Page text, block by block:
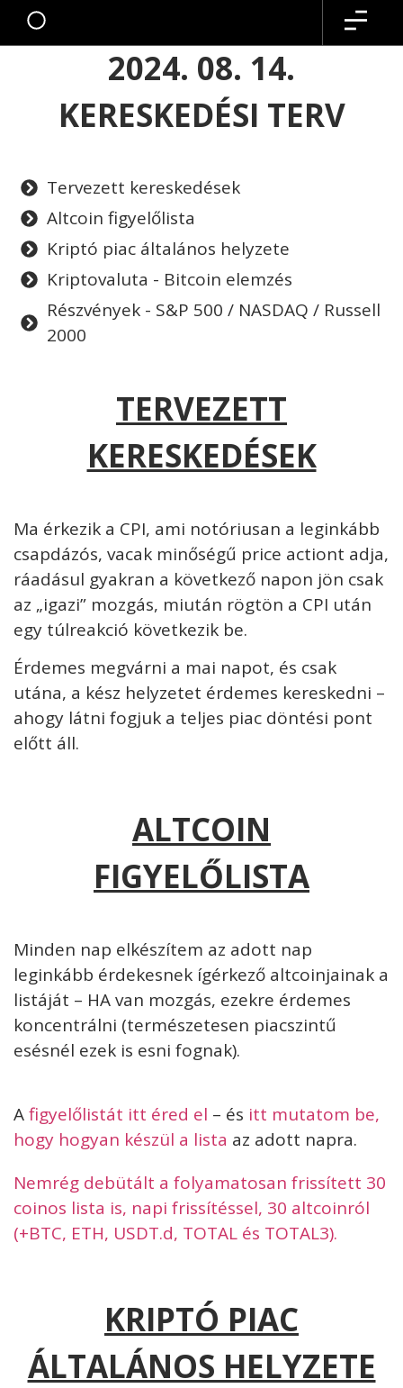
2024. 08. 14.
KERESKEDÉSI TERV
Tervezett kereskedések
Altcoin figyelőlista
Kriptó piac általános helyzete
Kriptovaluta - Bitcoin elemzés
Részvények - S&P 500 / NASDAQ / Russell
2000
TERVEZETT
KERESKEDÉSEK
Ma érkezik a CPI, ami notóriusan a leginkább
csapdázós, vacak minőségű price actiont adja,
ráadásul gyakran a következő napon jön csak
az „igazi” mozgás, miután rögtön a CPI után
egy túlreakció következik be.
Érdemes megvárni a mai napot, és csak
utána, a kész helyzetet érdemes kereskedni –
ahogy látni fogjuk a teljes piac döntési pont
előtt áll.
ALTCOIN
FIGYELŐLISTA
Minden nap elkészítem az adott nap
leginkább érdekesnek ígérkező altcoinjainak a
listáját – HA van mozgás, ezekre érdemes
koncentrálni (természetesen piacszintű
esésnél ezek is esni fognak).
Afigyelőlistát itt éred el – és itt mutatom be,
hogy hogyan készül a lista az adott napra.
Nemrég debütált a folyamatosan frissített 30
coinos lista is, napi frissítéssel, 30 altcoinról
(+BTC, ETH, USDT.d, TOTAL és TOTAL3).
KRIPTÓ PIAC
ÁLTALÁNOS HELYZETE